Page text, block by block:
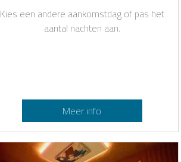
Kies een andere aankomstdag of pas het
aantal nachten aan.
Meer info